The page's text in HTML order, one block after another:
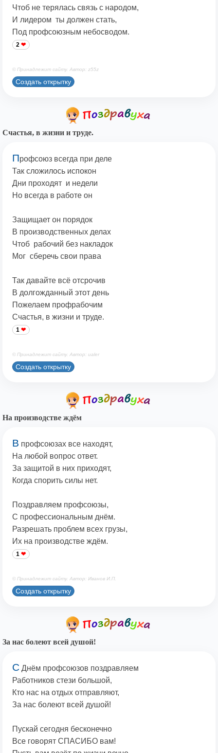
Чтоб не терялась связь с народом,
И лидером ты должен стать,
Под профсоюзным небосводом.
2
© Принадлежит сайту. Автор: z55z
Создать открытку
Счастья, в жизни и труде.
Профсоюз всегда при деле
Так сложилось испокон
Дни проходят и недели
Но всегда в работе он
Защищает он порядок
В производственных делах
Чтоб рабочий без накладок
Мог сберечь свои права
Так давайте всё отсрочив
В долгожданный этот день
Пожелаем профрабочим
Счастья, в жизни и труде.
1
© Принадлежит сайту. Автор: ualer
Создать открытку
На производстве ждём
В профсоюзах все находят,
На любой вопрос ответ.
За защитой в них приходят,
Когда спорить силы нет.
Поздравляем профсоюзы,
С профессиональным днём.
Разрешать проблем всех грузы,
Их на производстве ждём.
1
© Принадлежит сайту. Автор: Иванов И.П.
Создать открытку
За нас болеют всей душой!
С Днём профсоюзов поздравляем
Работников стези большой,
Кто нас на отдых отправляют,
За нас болеют всей душой!
Пускай сегодня бесконечно
Все говорят СПАСИБО вам!